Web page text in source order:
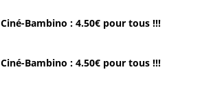
Ciné-Bambino : 4.50€ pour tous !!!
Ciné-Bambino : 4.50€ pour tous !!!